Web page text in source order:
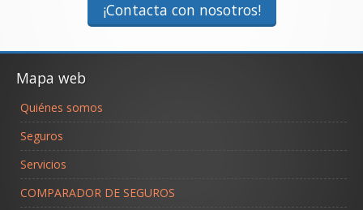
¡Contacta con nosotros!
Mapa web
Quiénes somos
Seguros
Servicios
COMPARADOR DE SEGUROS